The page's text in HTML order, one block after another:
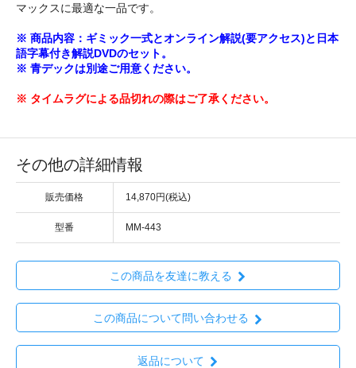
マックスに最適な一品です。
※ 商品内容：ギミック一式とオンライン解説(要アクセス)と日本
語字幕付き解説DVDのセット。
※ 青デックは別途ご用意ください。
※ タイムラグによる品切れの際はご了承ください。
その他の詳細情報
販売価格 14,870円(税込)
型番 MM-443
この商品を友達に教える
この商品について問い合わせる
返品について